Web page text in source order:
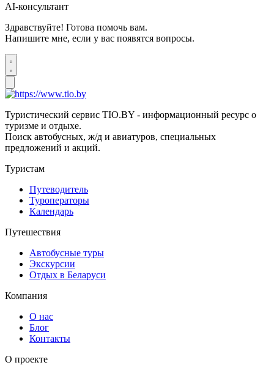
AI-консультант
Здравствуйте! Готова помочь вам.
Напишите мне, если у вас появятся вопросы.
Туристический сервис TIO.BY - информационный ресурс о
туризме и отдыхе.
Поиск автобусных, ж/д и авиатуров, специальных
предложений и акций.
Туристам
Путеводитель
Туроператоры
Календарь
Путешествия
Автобусные туры
Экскурсии
Отдых в Беларуси
Компания
О нас
Блог
Контакты
О проекте